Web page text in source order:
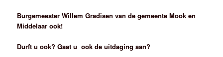
Burgemeester Willem Gradisen van de gemeente Mook en
Middelaar ook!
Durft u ook? Gaat u ookde uitdaging aan?